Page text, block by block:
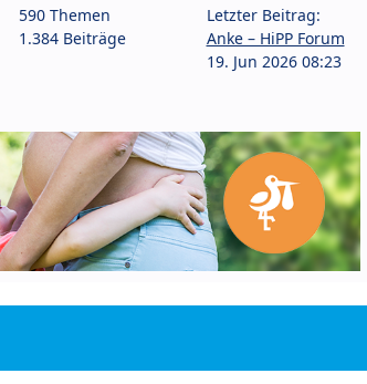
590 Themen
1.384 Beiträge
Letzter Beitrag:
Anke – HiPP Forum
19. Jun 2026 08:23